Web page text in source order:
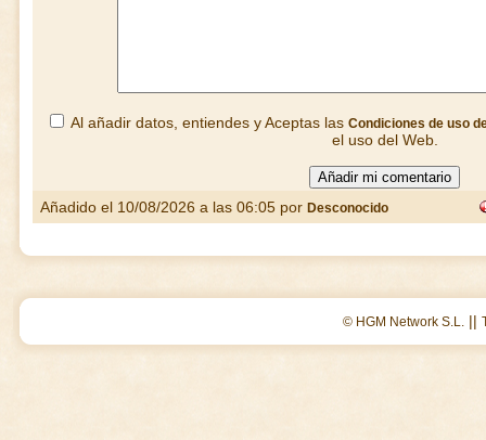
Al añadir datos, entiendes y Aceptas las Condiciones de uso
el uso del Web.
Añadido el 10/08/2026 a las 06:05 por Desconocido
© HGM Network S.L. ||